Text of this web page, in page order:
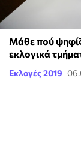
Μάθε πού
εκλογικά
Εκλογές 2019